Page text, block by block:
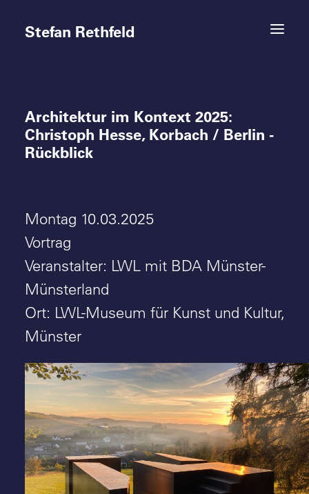
Stefan Rethfeld
Termine
Projekte
Kontakt
Suche
Architektur im Kontext 2025:
Christoph Hesse, Korbach / Berlin -
Rückblick
Montag 10.03.2025
Vortrag
Veranstalter: LWL mit BDA Münster-
Münsterland
Ort: LWL-Museum für Kunst und Kultur,
Münster